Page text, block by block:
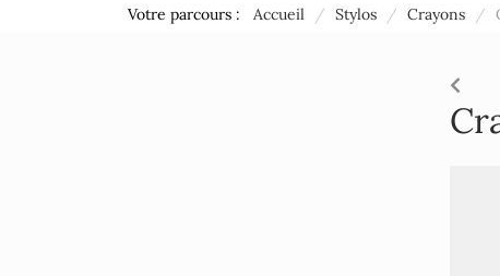
Votre parcours : Accueil / Stylos / Crayons /